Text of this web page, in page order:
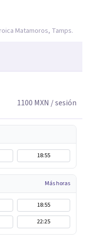
con el inconsciente,
es único y
Matamoros, Tamps.
1100 MXN / sesión
18:55
Más horas
18:55
22:25